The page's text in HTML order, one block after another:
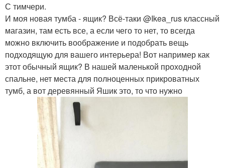
С тимчери.
И моя новая тумба - ящик? Всё-таки @Ikea_rus классный
магазин, там есть все, а если чего то нет, то всегда
можно включить воображение и подобрать вещь
подходящую для вашего интерьера! Вот например как
этот обычный ящик? В нашей маленькой проходной
спальне, нет места для полноценных прикроватных
тумб, а вот деревянный Яшик это, то что нужно